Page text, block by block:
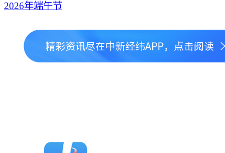
2026年端午节